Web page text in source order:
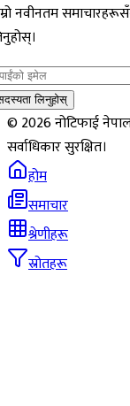
नवीनतम
लिनुहोस्
©2026नोटिफाई
सर्वाधिकार सुरक्षित।
होम
समाचार
श्रेणीहरू
स्रोतहरू